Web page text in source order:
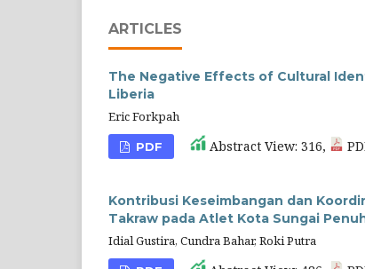
ARTICLES
The Negative Effects of Cultural
Liberia
Eric Forkpah
PDF Abstract View: 316,
Kontribusi Keseimbangan dan
Takraw pada Atlet Kota Sungai
Idial Gustira, Cundra Bahar, Roki Putra